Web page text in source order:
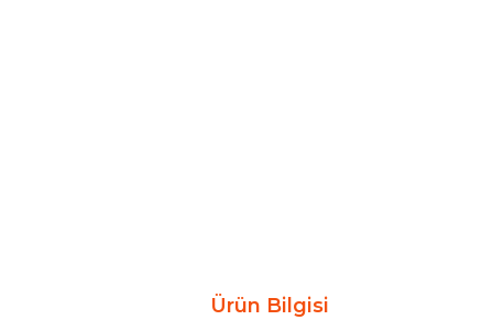
Ürün Bilgisi